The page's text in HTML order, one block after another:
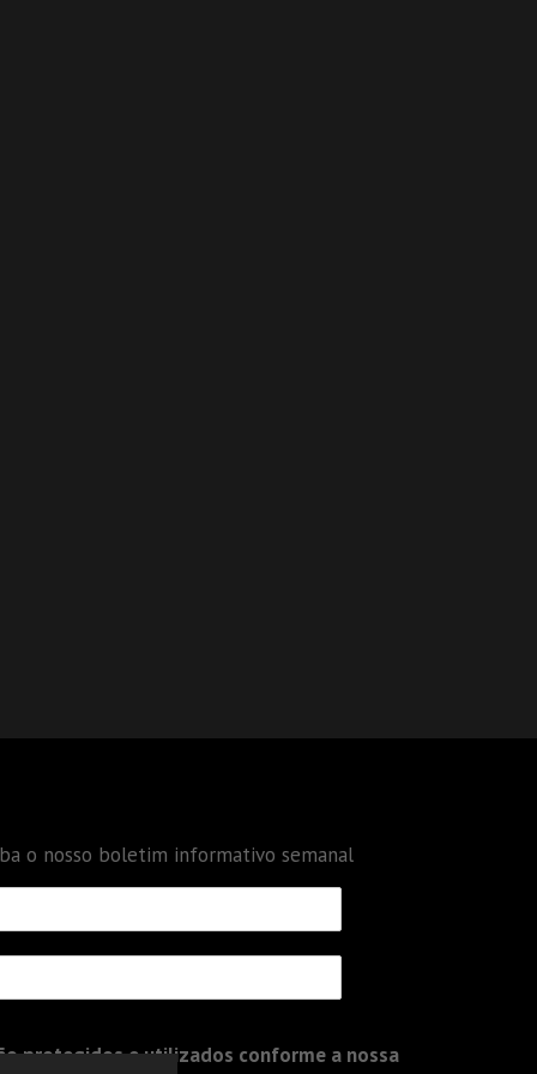
o nosso boletim informativo semanal
protegidos e utilizados conforme a nossa